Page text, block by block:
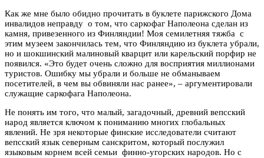
Как же мне было обидно прочитать в буклете парижского Дома
инвалидов неправду о том, что саркофаг Наполеона сделан из
камня, привезенного из Финляндии! Моя семилетняя тяжба с
этим музеем закончилась тем, что Финляндию из буклета убрали,
но и шокшинский малиновый кварцит или карельский порфир не
появился. «Это будет очень сложно для восприятия миллионами
туристов. Ошибку мы убрали и больше не обманываем
посетителей, в чем вы обвиняли нас ранее», – аргументировали
служащие саркофага Наполеона.
Не понять им того, что малый, загадочный, древний вепсский
народ является ключом к пониманию многих глобальных
явлений. Не зря некоторые финские исследователи считают
вепсский язык северным санскритом, который послужил
языковым корнем всей семьи финно-угорских народов. Но с